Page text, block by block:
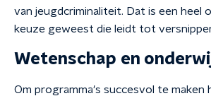
van jeugdcriminaliteit. Dat is een heel
keuze geweest die leidt tot
Wetenschap en
Om programma's succesvol te maken